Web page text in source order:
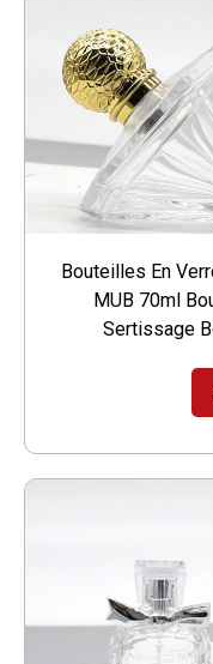
Bouteilles En
MUB 70ml
Sertissage